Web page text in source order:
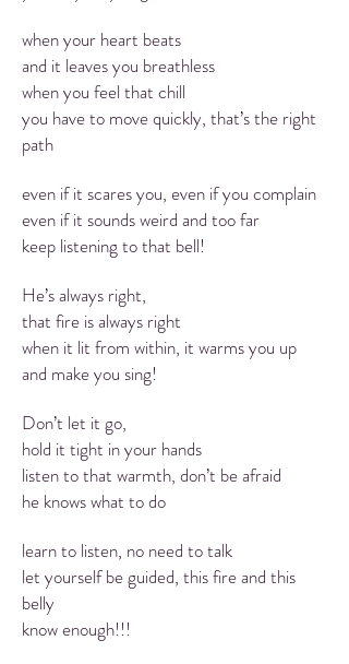
when your heart beats
and it leaves you breathless
when you feel that chill
you have to move quickly, that’s the right
path
even if it scares you, even if you complain
even if it sounds weird and too far
keep listening to that bell!
He’s always right,
that fire is always right
when it lit from within, it warms you up
and make you sing!
Don’t let it go,
hold it tight in your hands
listen to that warmth, don’t be afraid
he knows what to do
learn to listen, no need to talk
let yourself be guided, this fire and this
belly
know enough!!!